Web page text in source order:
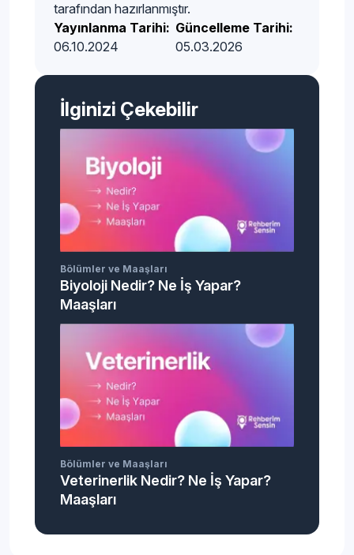
tarafından hazırlanmıştır.
Yayınlanma Tarihi:
06.10.2024
Güncelleme Tarihi:
05.03.2026
İlginizi Çekebilir
Bölümler ve Maaşları
Biyoloji Nedir? Ne İş Yapar?
Maaşları
Bölümler ve Maaşları
Veterinerlik Nedir? Ne İş Yapar?
Maaşları